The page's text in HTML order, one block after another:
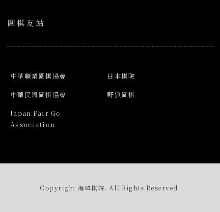
圍棋友站
中華職業圍棋協會
日本棋院
中華民國圍棋協會
野狐圍棋
Japan Pair Go
Association
Copyright 海峰棋院. All Rights Reserved.